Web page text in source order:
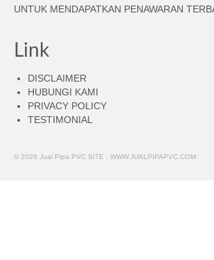
UNTUK MENDAPATKAN PENAWARAN
Link
DISCLAIMER
HUBUNGI KAMI
PRIVACY POLICY
TESTIMONIAL
© 2026 Jual Pipa PVC SITE : WWW.JUALPIPAPVC.COM